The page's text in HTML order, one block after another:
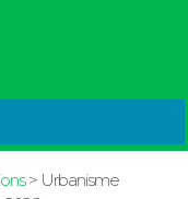
> Urbanisme